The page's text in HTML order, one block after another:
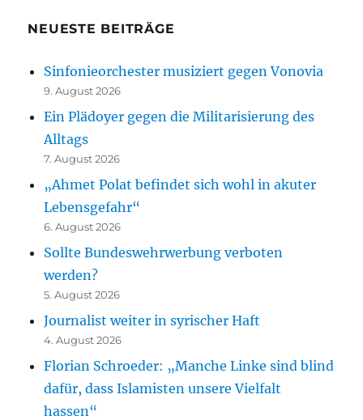
NEUESTE BEITRÄGE
Sinfonieorchester musiziert gegen Vonovia
9. August 2026
Ein Plädoyer gegen die Militarisierung des
Alltags
7. August 2026
„Ahmet Polat befindet sich wohl in akuter
Lebensgefahr“
6. August 2026
Sollte Bundeswehrwerbung verboten
werden?
5. August 2026
Journalist weiter in syrischer Haft
4. August 2026
Florian Schroeder: „Manche Linke sind blind
dafür, dass Islamisten unsere Vielfalt
hassen“